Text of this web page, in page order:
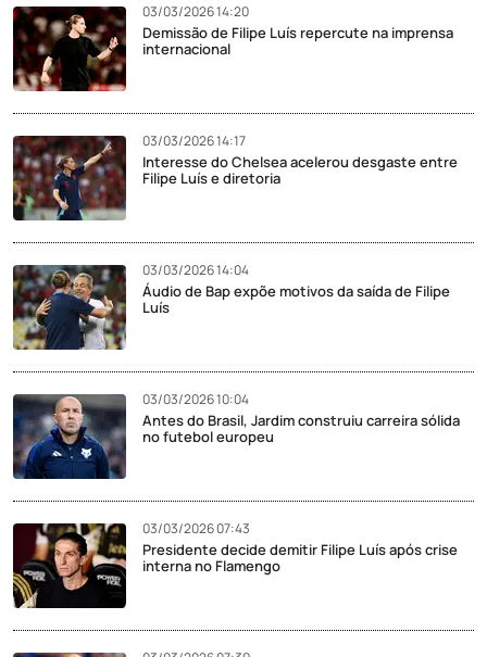
03/03/2026 14:20
Demissão de Filipe Luís repercute na imprensa
internacional
03/03/2026 14:17
Interesse do Chelsea acelerou desgaste entre
Filipe Luís e diretoria
03/03/2026 14:04
Áudio de Bap expõe motivos da saída de Filipe
Luís
03/03/2026 10:04
Antes do Brasil, Jardim construiu carreira sólida
no futebol europeu
03/03/2026 07:43
Presidente decide demitir Filipe Luís após crise
interna no Flamengo